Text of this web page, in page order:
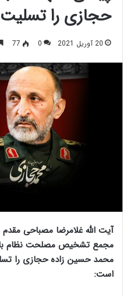
حجازی را
20 آوریل 2021 0
77
آیت الله غلامرضا مصباحی
مجمع تشخیص مصلحت نظام با
محمد حسین زاده حجازی را
است: